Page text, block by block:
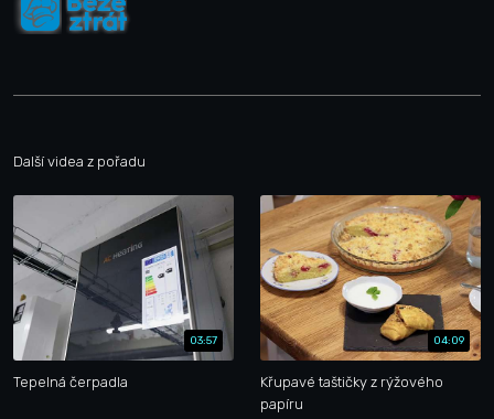
Další videa z pořadu
03:57
Tepelná čerpadla
04:09
Křupavé taštičky z rýžového
papíru